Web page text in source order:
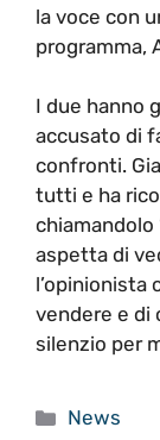
la voce con
programma,
I due hanno
accusato di
confronti.
tutti e ha
chiamandolo
aspetta di
l’opinionista
vendere e di
silenzio per
Categorie
News